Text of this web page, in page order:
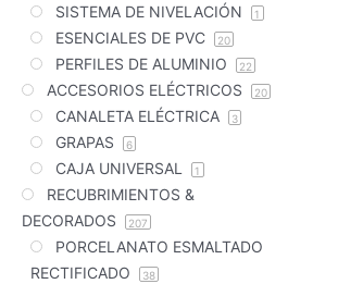
SISTEMA DE NIVELACIÓN 1
ESENCIALES DE PVC 20
PERFILES DE ALUMINIO 22
ACCESORIOS ELÉCTRICOS 20
CANALETA ELÉCTRICA 3
GRAPAS 6
CAJA UNIVERSAL 1
RECUBRIMIENTOS &
DECORADOS
207
PORCELANATO ESMALTADO
RECTIFICADO
38